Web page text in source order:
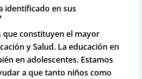
identificado en sus
que constituyen el mayor
y Salud. La educación en
en adolescentes. Estamos
a que tanto niños como